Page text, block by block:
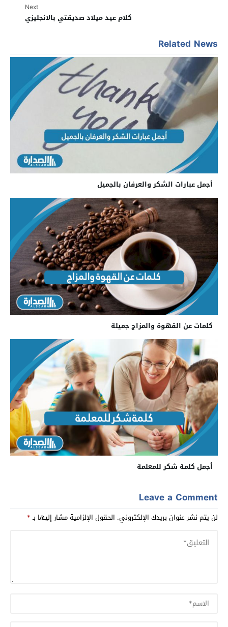
Next
كلام عيد ميلاد صديقتي بالانجليزي
Related News
أجمل عبارات الشكر والعرفان بالجميل
كلمات عن القهوة والمزاج جميلة
أجمل كلمة شكر للمعلمة
Leave a Comment
لن يتم نشر عنوان بريدك الإلكتروني. الحقول الإلزامية مشار إليها بـ*